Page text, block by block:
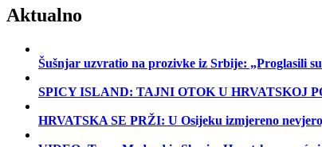
Aktualno
Šušnjar uzvratio na prozivke iz Srbije: „Proglasili
SPICY ISLAND: TAJNI OTOK U HRVATSKOJ
HRVATSKA SE PRŽI: U Osijeku izmjereno